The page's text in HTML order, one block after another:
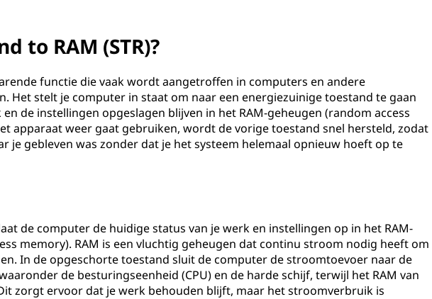
to RAM (STR)?
functie die vaak wordt aangetroffen in computers en andere
Het stelt je computer in staat om naar een energiezuinige toestand te gaan
de instellingen opgeslagen blijven in het RAM-geheugen (random access
apparaat weer gaat gebruiken, wordt de vorige toestand snel hersteld, zodat
je gebleven was zonder dat je het systeem helemaal opnieuw hoeft op te
de computer de huidige status van je werk en instellingen op in het RAM-
memory). RAM is een vluchtig geheugen dat continu stroom nodig heeft om
In de opgeschorte toestand sluit de computer de stroomtoevoer naar de
de besturingseenheid (CPU) en de harde schijf, terwijl het RAM van
zorgt ervoor dat je werk behouden blijft, maar het stroomverbruik is